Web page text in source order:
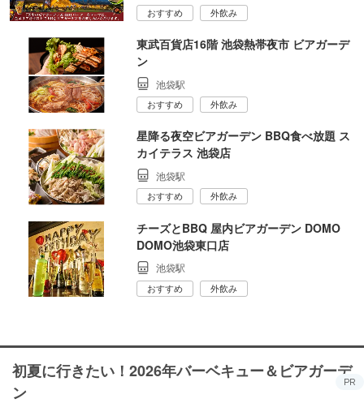
おすすめ 外飲み
東武百貨店16階 池袋熱帯夜市 ビアガーデ
ン
池袋駅
おすすめ 外飲み
星降る夜空ビアガーデン BBQ食べ放題 ス
カイテラス 池袋店
池袋駅
おすすめ 外飲み
チーズとBBQ 屋内ビアガーデン DOMO
DOMO池袋東口店
池袋駅
おすすめ 外飲み
初夏に行きたい！2026年バーベキュー＆ビアガーデ
ン
PR